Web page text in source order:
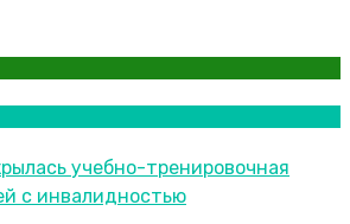
учебно-тренировочная
с инвалидностью